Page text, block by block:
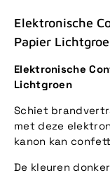
Elektronische
Papier
Elektronische
Lichtgroen
Schiet
met deze
kanon kan
De kleuren